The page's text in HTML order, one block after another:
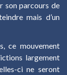
son parcours de
mais d’un
ce mouvement
largement
ci ne seront